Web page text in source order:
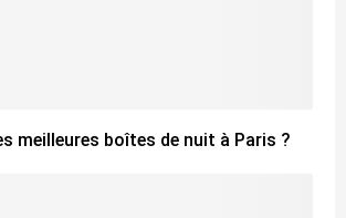
meilleures boîtes de nuit à Paris ?